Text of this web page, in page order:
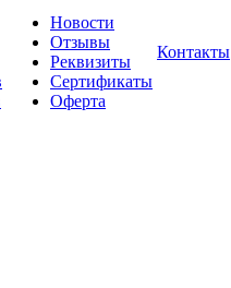
Новости
Отзывы
Реквизиты
Сертификаты
Оферта
Контакты